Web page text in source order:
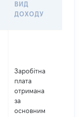
ВИД
ДОХОДУ
Заробітна
плата
отримана
за
основним